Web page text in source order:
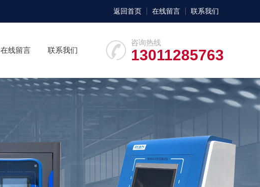
返回首页 在线留言 联系我们
咨询热线
13011285763
在线留言 联系我们